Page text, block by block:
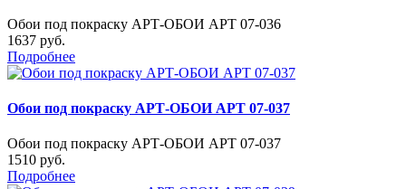
Обои под покраску АРТ-ОБОИ АРТ 07-036
1637 руб.
Подробнее
Обои под покраску АРТ-ОБОИ АРТ 07-037
Обои под покраску АРТ-ОБОИ АРТ 07-037
1510 руб.
Подробнее